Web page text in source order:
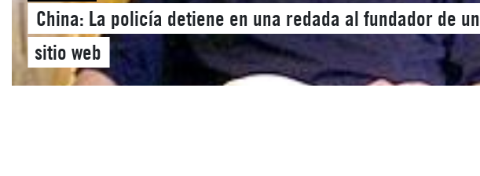
China: La policía detiene en una redada al fundador de un
sitio web